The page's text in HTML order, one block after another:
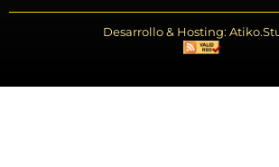
Desarrollo & Hosting: